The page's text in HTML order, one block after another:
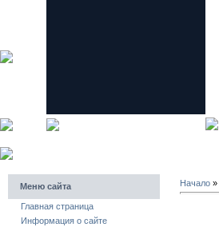
Меню сайта
Главная страница
Информация о сайте
Начало »